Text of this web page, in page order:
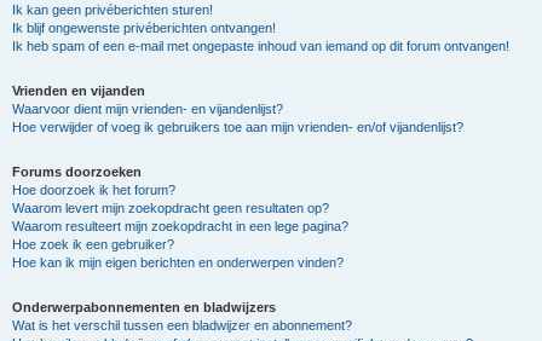
Ik kan geen privéberichten sturen!
Ik blijf ongewenste privéberichten ontvangen!
Ik heb spam of een e-mail met ongepaste inhoud van iemand op dit forum ontvangen!
Vrienden en vijanden
Waarvoor dient mijn vrienden- en vijandenlijst?
Hoe verwijder of voeg ik gebruikers toe aan mijn vrienden- en/of vijandenlijst?
Forums doorzoeken
Hoe doorzoek ik het forum?
Waarom levert mijn zoekopdracht geen resultaten op?
Waarom resulteert mijn zoekopdracht in een lege pagina?
Hoe zoek ik een gebruiker?
Hoe kan ik mijn eigen berichten en onderwerpen vinden?
Onderwerpabonnementen en bladwijzers
Wat is het verschil tussen een bladwijzer en abonnement?